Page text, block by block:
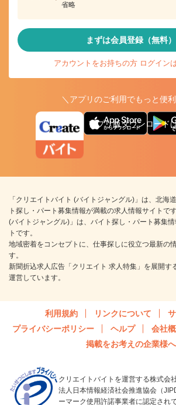
省略
まずは会員登録（無料）
アカウントをお持ちの方 ログイン
＼アプリのご利用でもっと便
アプリ版ダウンロード
「クリエイトバイト (バイトジャングル)」は、北海
ト探し・パート募集情報が満載の求人情報サイトで
(バイトジャングル)」は、バイト探し・パート募集
トです。
地域密着をコンセプトに、仕事探しに役立つ最新の
す。
新聞折込求人広告「クリエイト 求人特集」を展開す
運営しています。
利用規約 リンクについて
プライバシーポリシー
ヘルプ 会社
掲載をお考えの企業様へ
クリエイトバイトを運営する株式会
法人日本情報経済社会推進協会（
ーマーク使用許諾事業者に認定され